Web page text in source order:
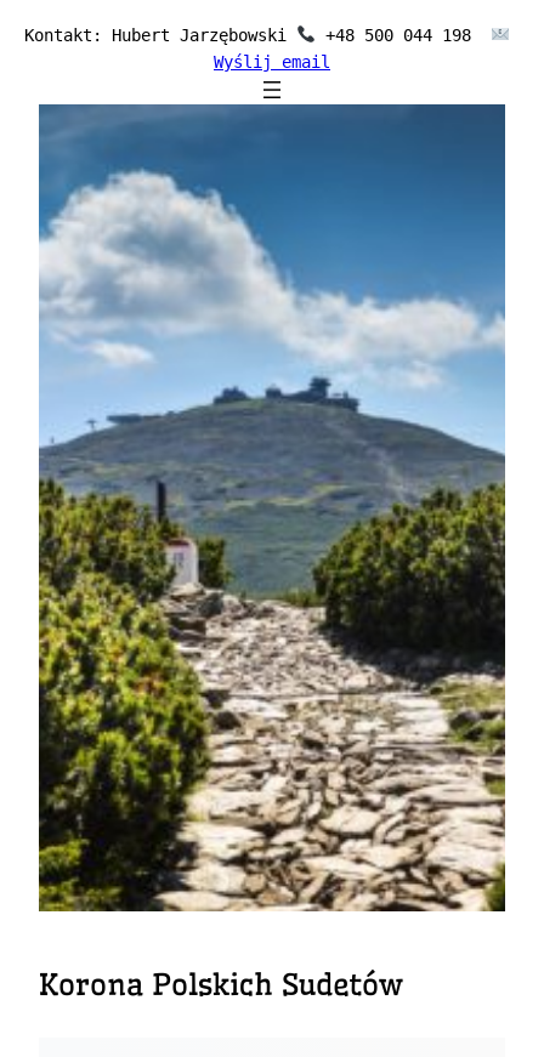
Przejdź
Kontakt: Hubert Jarzębowski
+48 500 044 198
Wyślij email
Korona Polskich Sudetów